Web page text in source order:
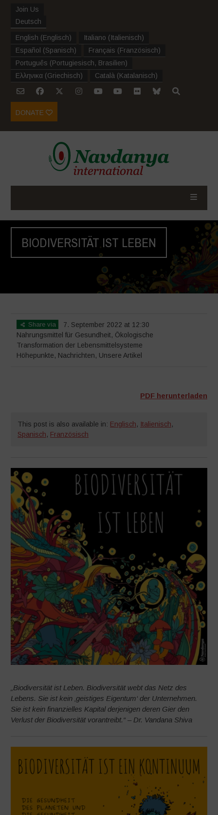
Join Us
Deutsch
English (Englisch) Italiano (Italienisch)
Español (Spanisch) Français (Französisch)
Português (Portugiesisch, Brasilien)
Ελληνικα (Griechisch) Català (Katalanisch)
DONATE
BIODIVERSITÄT IST LEBEN
Share via
7. September 2022 at 12:30
Nahrungsmittel für Gesundheit, Ökologische
Transformation der Lebensmittelsysteme
Höhepunkte, Nachrichten, Unsere Artikel
PDF herunterladen
This post is also available in: Englisch, Italienisch,
Spanisch, Französisch
„Biodiversität ist Leben. Biodiversität webt das Netz des
Lebens. Sie ist kein ‚geistiges Eigentum‘ der Unternehmen.
Sie ist kein finanzielles Kapital derjenigen deren Gier den
Verlust der Biodiversität vorantreibt.“ – Dr. Vandana Shiva